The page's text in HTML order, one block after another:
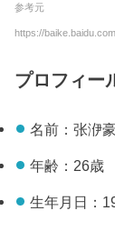
参考元
https://
プロフィー
名前：张洢
年齢：26歳
生年月日：